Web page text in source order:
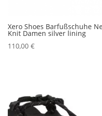
Xero Shoes Barfußschuhe
Knit Damen silver lining
110,00 €